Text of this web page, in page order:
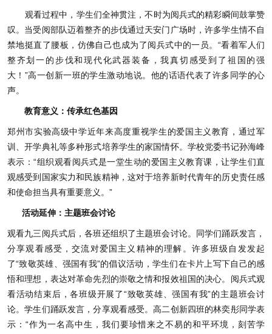
观看过程中，学生们全神贯注，不时为阅兵式的精彩瞬间鼓掌赞
叹。当受阅部队迈着整齐的步伐通过天安门广场时，许多学生情不自
禁地挺直了腰板，仿佛自己也成为了阅兵式中的一员。“看着军人们
整齐划一的步伐和现代化武器装备，我真切感受到了祖国的强
大！”高一创新一班的学生激动地说。他的话语代表了许多同学的心
声。
教育意义：传承红色基因
郑州市实验高级中学近年来高度重视学生的爱国主义教育，通过军
训、开学典礼等多种形式培养学生的家国情怀。学校党委书记孙海峰
表示：“组织观看阅兵式是一堂生动的爱国主义教育课，让学生们直
观感受到国家实力和民族精神，这对于培养新时代青年的历史责任感
和使命担当具有重要意义。”
活动延伸：主题班会讨论
观看九三阅兵式后，各班还组织了主题班会讨论。同学们踊跃发言，
分享观看感受，交流对爱国主义精神的理解。许多班级自发发起
了“致敬英雄、强国有我”的倡议活动，学生们在卡片上写下自己的感
悟和理想，表达对革命先烈的崇敬之情和报效祖国的决心。阅兵式观
看活动结束后，各班级开展了“致敬英雄、强国有我”的主题班会讨
论。学生们踊跃发言，分享观看感受。高二创新四班的林奕彤同学表
示：“作为一名高中生，我们要珍惜来之不易的和平环境，刻苦学